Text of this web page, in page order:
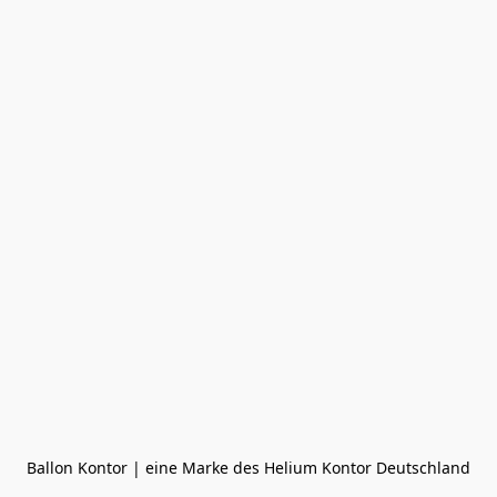
Ballon Kontor | eine Marke des Helium Kontor Deutschland